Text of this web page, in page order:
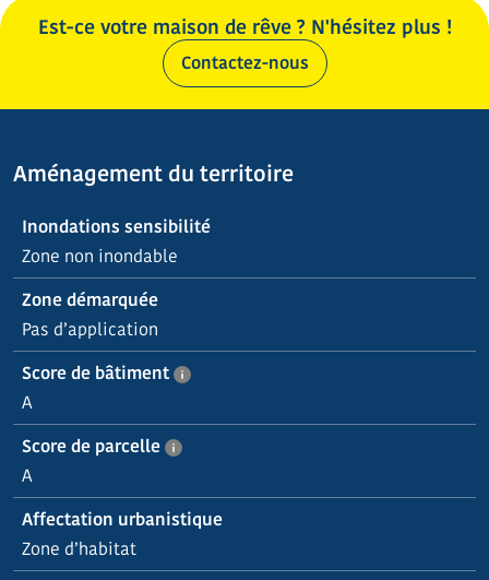
Est-ce votre maison de rêve ? N'hésitez plus !
Contactez-nous
Aménagement du territoire
Inondations sensibilité
Zone non inondable
Zone démarquée
Pas d’application
Score de bâtiment
A
Score de parcelle
A
Affectation urbanistique
Zone d’habitat